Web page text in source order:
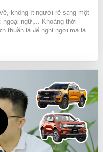
không ít người rẽ sang một
ngoại ngữ,... Khoảng thời
thuần là để nghỉ ngơi mà là